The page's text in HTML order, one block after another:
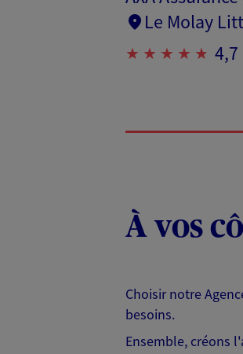
Le Molay
4,7
À vos
Choisir notre
besoins.
Ensemble, créons